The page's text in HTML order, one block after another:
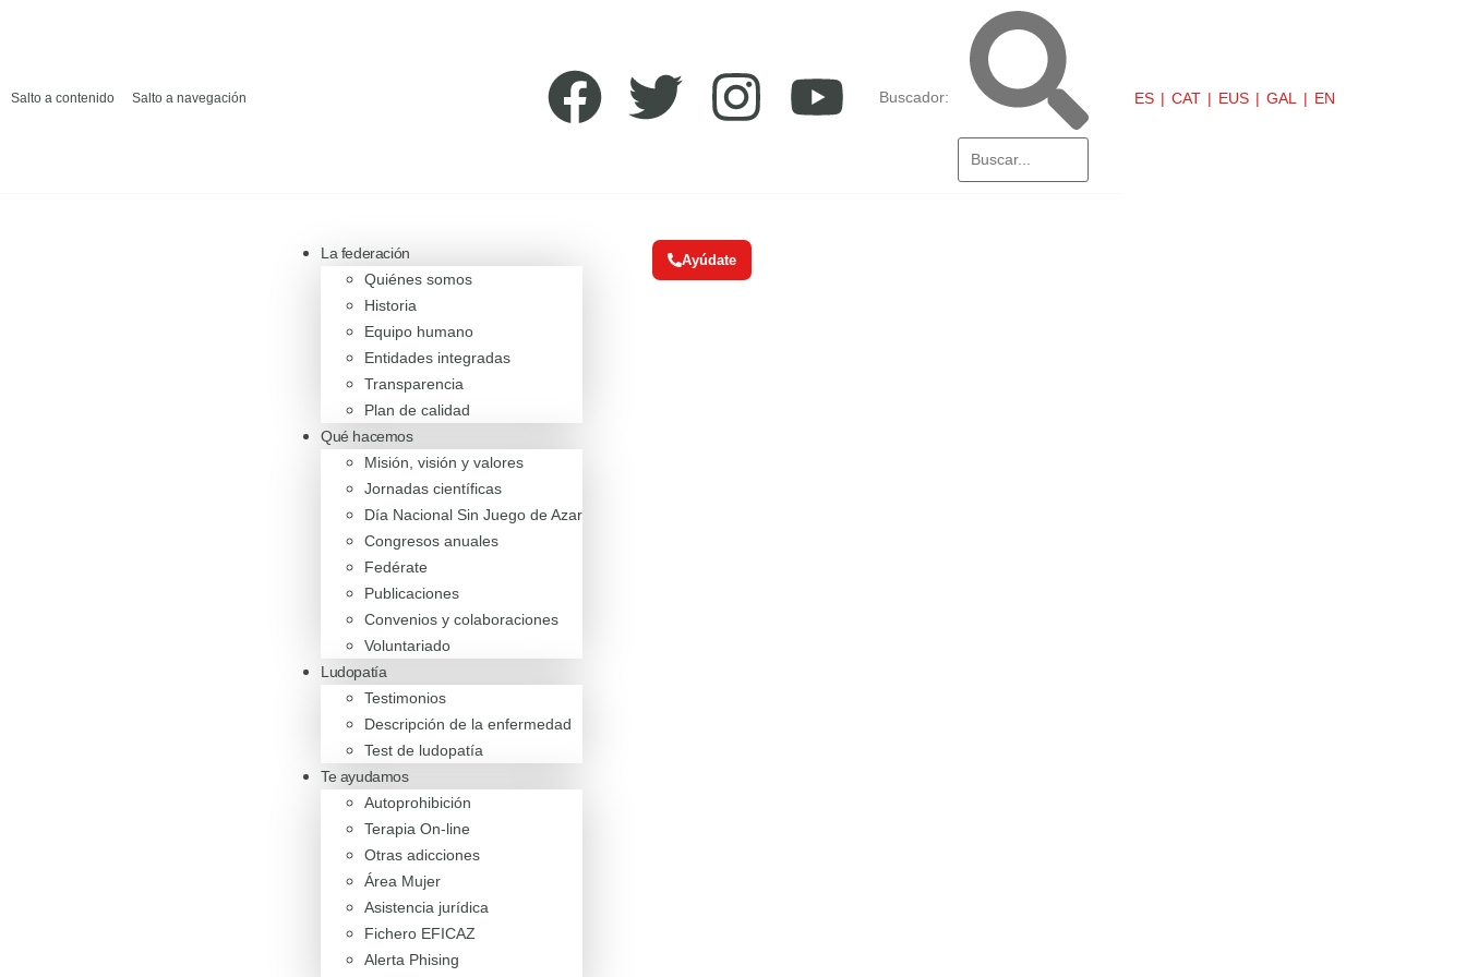
Salto a contenido Salto a navegación Buscador: ES CAT EUS GAL EN
La federación
Quiénes somos
Historia
Equipo humano
Entidades integradas
Transparencia
Plan de calidad
Qué hacemos
Misión, visión y valores
Jornadas científicas
Día Nacional Sin Juego de Azar
Congresos anuales
Fedérate
Publicaciones
Convenios y colaboraciones
Voluntariado
Ludopatía
Testimonios
Descripción de la enfermedad
Test de ludopatía
Te ayudamos
Autoprohibición
Terapia On-line
Otras adicciones
Área Mujer
Asistencia jurídica
Fichero EFICAZ
Alerta Phising
Ayúdate